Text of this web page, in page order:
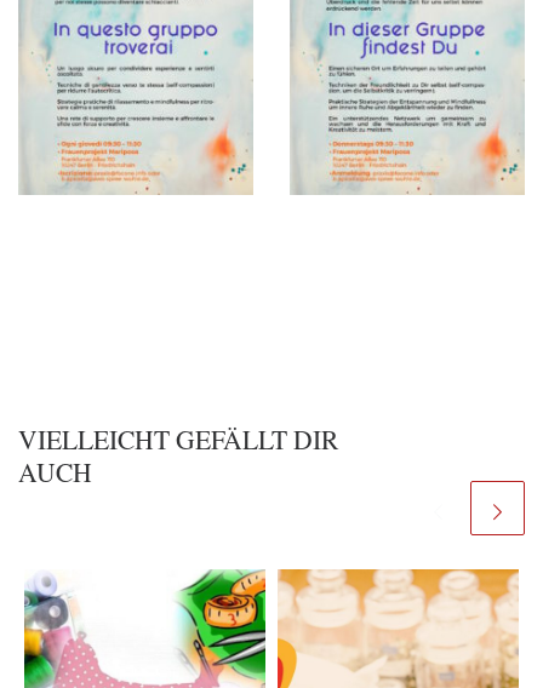
VIELLEICHT GEFÄLLT DIR
AUCH